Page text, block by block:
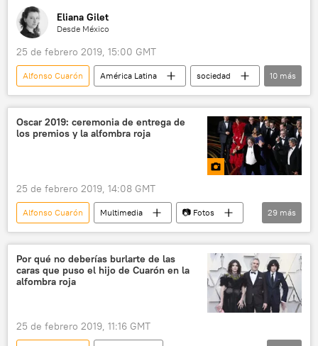
Eliana Gilet
Desde México
25 de febrero 2019, 15:00 GMT
Alfonso Cuarón América Latina
sociedad
🎭 Arte y cultura
Internacional
México
Ciudad de México (CDMX)
Yalitza Aparicio
Academia de Artes y Ciencias Cinematográfica de Hollywood
noticias
10 más
Oscar 2019: ceremonia de entrega de
los premios y la alfombra roja
25 de febrero 2019, 14:08 GMT
Alfonso Cuarón Multimedia
📷 Fotos
EEUU
Los Ángeles
Hollywood
Peter Farrelly
Rami Malek
Yalitza Aparicio
Olivia Colman
Brian Tyree Henry
James McAvoy
29 más
Por qué no deberías burlarte de las
caras que puso el hijo de Cuarón en la
alfombra roja
25 de febrero 2019, 11:16 GMT